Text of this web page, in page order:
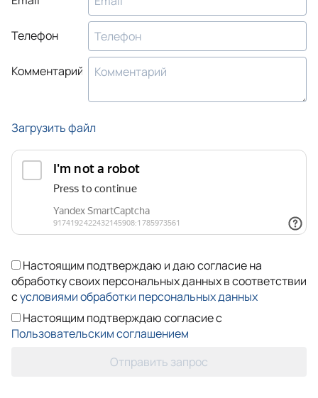
Телефон
Комментарий
Загрузить файл
Настоящим подтверждаю и даю согласие на
обработку своих персональных данных в соответствии
сусловиями обработки персональных данных
Настоящим подтверждаю согласие с
Пользовательским соглашением
Отправить запрос